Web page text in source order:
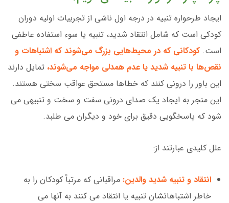
ایجاد طرحواره تنبیه در درجه اول ناشی از تجربیات اولیه دوران
کودکی است که شامل انتقاد شدید، تنبیه یا سوء استفاده عاطفی
است. کودکانی که در محیط‌هایی بزرگ می‌شوند که اشتباهات و
نقص‌ها با تنبیه شدید یا عدم همدلی مواجه می‌شوند، تمایل دارند
این باور را درونی کنند که خطاها مستحق عواقب سختی هستند.
این منجر به ایجاد یک صدای درونی سفت و سخت و تنبیهی می
شود که پاسخگویی دقیق برای خود و دیگران می طلبد.
علل کلیدی عبارتند از:
انتقاد و تنبیه شدید والدین: مراقبانی که مرتباً کودکان را به
خاطر اشتباهاتشان تنبیه یا انتقاد می کنند به آنها می